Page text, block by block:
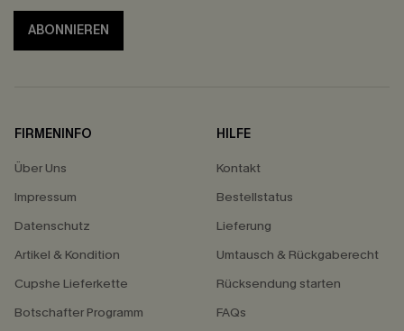
ABONNIEREN
FIRMENINFO
Über Uns
Impressum
Datenschutz
Artikel & Kondition
Cupshe Lieferkette
Botschafter Programm
HILFE
Kontakt
Bestellstatus
Lieferung
Umtausch & Rückgaberecht
Rücksendung starten
FAQs